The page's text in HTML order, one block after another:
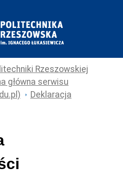
Rzeszowskiej
główna serwisu
Deklaracja